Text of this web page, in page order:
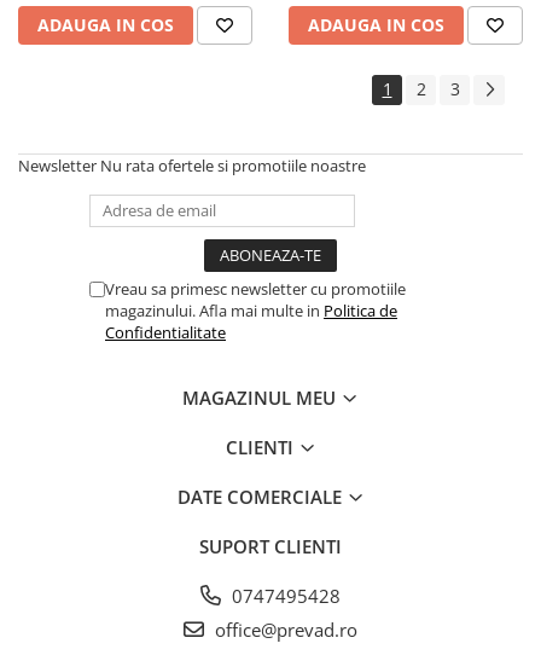
ADAUGA IN COS ADAUGA IN COS
1 2 3
Newsletter Nu rata ofertele si promotiile noastre
Vreau sa primesc newsletter cu promotiile
magazinului. Afla mai multe in Politica de
Confidentialitate
MAGAZINUL MEU
CLIENTI
DATE COMERCIALE
SUPORT CLIENTI
0747495428
office@prevad.ro